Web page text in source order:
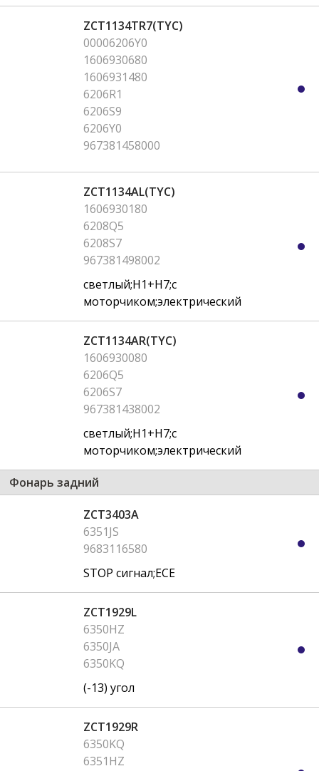
ZCT1134TR7(TYC)
00006206Y0
1606930680
1606931480
6206R1
6206S9
6206Y0
967381458000
ZCT1134AL(TYC)
1606930180
6208Q5
6208S7
967381498002
светлый;H1+H7;с
моторчиком;электрический
ZCT1134AR(TYC)
1606930080
6206Q5
6206S7
967381438002
светлый;H1+H7;с
моторчиком;электрический
Фонарь задний
ZCT3403A
6351JS
9683116580
STOP сигнал;ECE
ZCT1929L
6350HZ
6350JA
6350KQ
(-13) угол
ZCT1929R
6350KQ
6351HZ